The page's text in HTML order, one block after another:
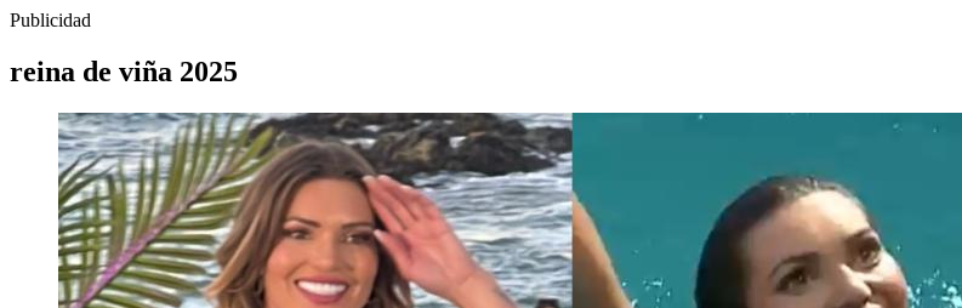
Publicidad
reina de viña 2025